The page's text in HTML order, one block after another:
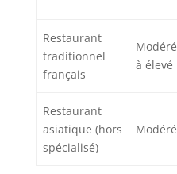
Restaurant
traditionnel
français
Modéré
à élevé
Restaurant
asiatique (hors
spécialisé)
Modéré